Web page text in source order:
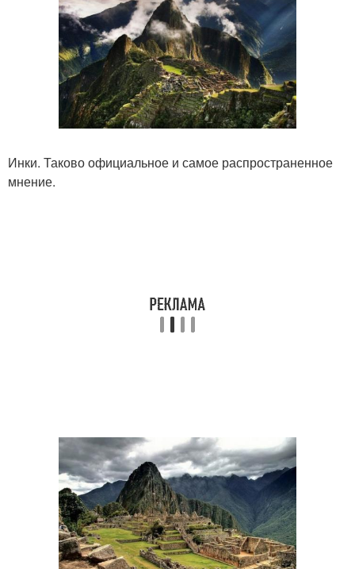
Инки. Таково официальное и самое распространенное
мнение.